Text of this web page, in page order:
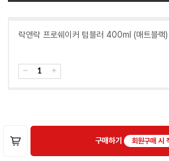
락앤락 프로쉐이커 텀블러 400ml (매트블랙)
구매하기 회원구매 시